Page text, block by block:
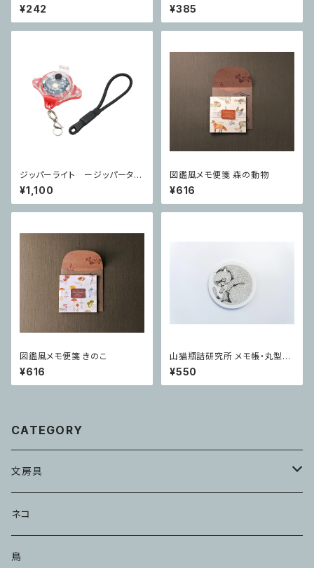
ndows
¥242
インのコンパクトカラビナー ブ
ラック
¥385
ジッパーライト ージッパータブ
やキーホルダー代わりにも出来
るミニライトー レッド
¥1,100
図鑑風メモ便箋 森の動物
¥616
図鑑風メモ便箋 きのこ
¥616
山猫瓶詰研究所 メモ帳・丸型メ
モ ロゴねこ
¥550
CATEGORY
文房具
メモ・ふせん
ハンコ・スタンプ
ネコ
鳥